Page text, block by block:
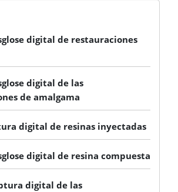
digital de restauraciones
digital de las
de amalgama
digital de resinas inyectadas
digital de resina compuesta
digital de las